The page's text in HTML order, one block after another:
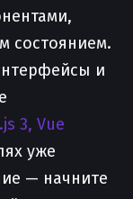
состоянием.
и
3, Vue
уже
— начните